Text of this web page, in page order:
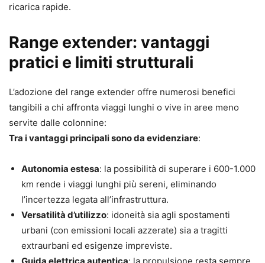
ricarica rapide.
Range extender: vantaggi
pratici e limiti strutturali
L’adozione del range extender offre numerosi benefici
tangibili a chi affronta viaggi lunghi o vive in aree meno
servite dalle colonnine:
Tra i vantaggi principali sono da evidenziare:
Autonomia estesa: la possibilità di superare i 600-1.000
km rende i viaggi lunghi più sereni, eliminando
l’incertezza legata all’infrastruttura.
Versatilità d’utilizzo: idoneità sia agli spostamenti
urbani (con emissioni locali azzerate) sia a tragitti
extraurbani ed esigenze impreviste.
Guida elettrica autentica: la propulsione resta sempre